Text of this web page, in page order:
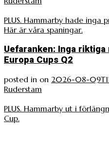
PLUS. Hammarby hade inga
Här är våra spaningar.
Uefaranken: Inga
Europa Cups Q2
posted in on 2026-08-
Ruderstam
PLUS. Hammarby ut i
Cup.